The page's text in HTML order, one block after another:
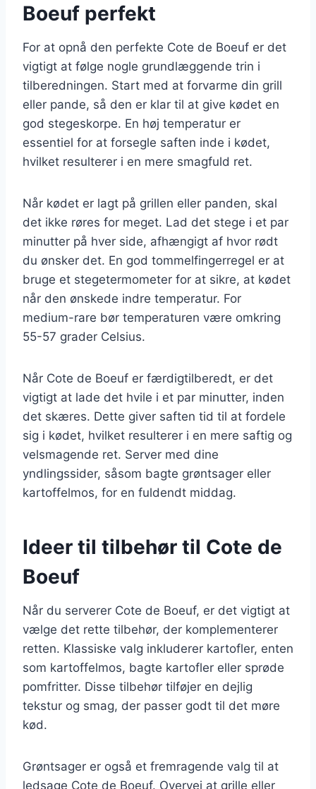
Boeuf perfekt
For at opnå den perfekte Cote de Boeuf er det
vigtigt at følge nogle grundlæggende trin i
tilberedningen. Start med at forvarme din grill
eller pande, så den er klar til at give kødet en
god stegeskorpe. En høj temperatur er
essentiel for at forsegle saften inde i kødet,
hvilket resulterer i en mere smagfuld ret.
Når kødet er lagt på grillen eller panden, skal
det ikke røres for meget. Lad det stege i et par
minutter på hver side, afhængigt af hvor rødt
du ønsker det. En god tommelfingerregel er at
bruge et stegetermometer for at sikre, at kødet
når den ønskede indre temperatur. For
medium-rare bør temperaturen være omkring
55-57 grader Celsius.
Når Cote de Boeuf er færdigtilberedt, er det
vigtigt at lade det hvile i et par minutter, inden
det skæres. Dette giver saften tid til at fordele
sig i kødet, hvilket resulterer i en mere saftig og
velsmagende ret. Server med dine
yndlingssider, såsom bagte grøntsager eller
kartoffelmos, for en fuldendt middag.
Ideer til tilbehør til Cote de
Boeuf
Når du serverer Cote de Boeuf, er det vigtigt at
vælge det rette tilbehør, der komplementerer
retten. Klassiske valg inkluderer kartofler, enten
som kartoffelmos, bagte kartofler eller sprøde
pomfritter. Disse tilbehør tilføjer en dejlig
tekstur og smag, der passer godt til det møre
kød.
Grøntsager er også et fremragende valg til at
ledsage Cote de Boeuf. Overvej at grille eller